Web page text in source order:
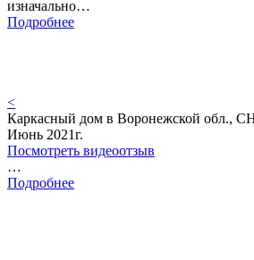
изначально…
Подробнее
<
Каркасный дом в Воронежской обл.,
Июнь 2021г.
Посмотреть видеоотзыв
…
Подробнее